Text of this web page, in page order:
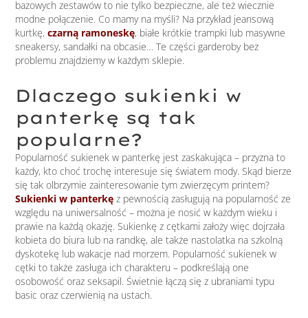
bazowych zestawów to nie tylko bezpieczne, ale też wiecznie
modne połączenie. Co mamy na myśli? Na przykład jeansową
kurtkę,czarną ramoneskę, białe krótkie trampki lub masywne
sneakersy, sandałki na obcasie… Te części garderoby bez
problemu znajdziemy w każdym sklepie.
Dlaczego sukienki w
panterkę są tak
popularne?
Popularność sukienek w panterkę jest zaskakująca – przyzna to
każdy, kto choć trochę interesuje się światem mody. Skąd bierze
się tak olbrzymie zainteresowanie tym zwierzęcym printem?
Sukienki w panterkę z pewnością zasługują na popularność ze
względu na uniwersalność – można je nosić w każdym wieku i
prawie na każdą okazję. Sukienkę z cętkami założy więc dojrzała
kobieta do biura lub na randkę, ale także nastolatka na szkolną
dyskotekę lub wakacje nad morzem. Popularność sukienek w
cętki to także zasługa ich charakteru – podkreślają one
osobowość oraz seksapil. Świetnie łączą się z ubraniami typu
basic oraz czerwienią na ustach.